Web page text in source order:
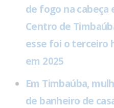
de fogo na cabeça
Centro de
esse foi o terceiro
em 2025
Em Timbaúba,
de banheiro de